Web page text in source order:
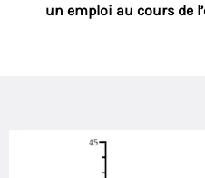
un emploi au cours de